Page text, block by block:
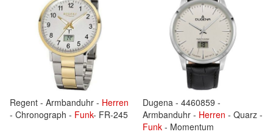
Regent - Armbanduhr - Herren
- Chronograph - Funk- FR-245
Dugena - 4460859 -
Armbanduhr - Herren - Quarz -
Funk - Momentum